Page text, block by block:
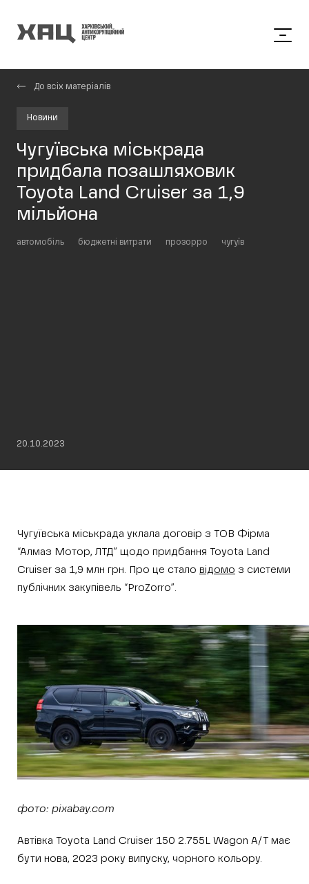
До всіх матеріалів
Новини
Чугуївська міськрада
придбала позашляховик
Toyota Land Cruiser за 1,9
мільйона
автомобіль бюджетні витрати прозорро чугуїв
20.10.2023
Чугуївська міськрада уклала договір з ТОВ Фірма
“Алмаз Мотор, ЛТД” щодо придбання Toyota Land
Cruiser за 1,9 млн грн. Про це стало відомо з системи
публічних закупівель “ProZorro”.
фото: pixabay.com
Автівка Toyota Land Cruiser 150 2.755L Wagon A/T має
бути нова, 2023 року випуску, чорного кольору.